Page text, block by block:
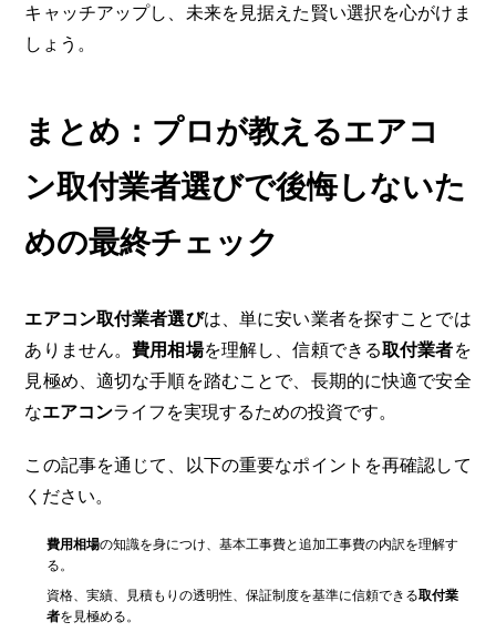
キャッチアップし、未来を見据えた賢い選択を心がけま
しょう。
まとめ：プロが教えるエアコ
ン取付業者選びで後悔しないた
めの最終チェック
エアコン取付業者選びは、単に安い業者を探すことでは
ありません。費用相場を理解し、信頼できる取付業者を
見極め、適切な手順を踏むことで、長期的に快適で安全
なエアコンライフを実現するための投資です。
この記事を通じて、以下の重要なポイントを再確認して
ください。
費用相場の知識を身につけ、基本工事費と追加工事費の内訳を理解す
る。
資格、実績、見積もりの透明性、保証制度を基準に信頼できる取付業
者を見極める。